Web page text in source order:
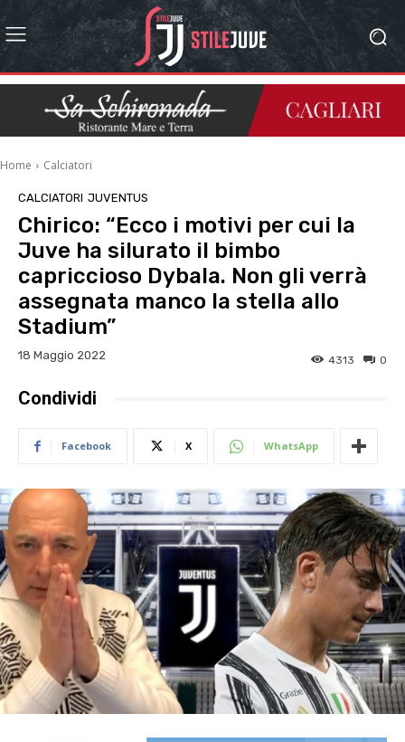
Home Calciatori
CALCIATORI JUVENTUS
Chirico: “Ecco i motivi per cui la
Juve ha silurato il bimbo
capriccioso Dybala. Non gli verrà
assegnata manco la stella allo
Stadium”
18 Maggio 2022 0
4313
Condividi
Facebook X WhatsApp